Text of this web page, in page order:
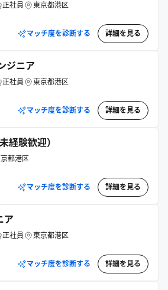
正社員 東京都港区
マッチ度を診断する 詳細を見る
ジニア
正社員 東京都港区
マッチ度を診断する 詳細を見る
経験歓迎）
都港区
マッチ度を診断する 詳細を見る
ア
正社員 東京都港区
マッチ度を診断する 詳細を見る